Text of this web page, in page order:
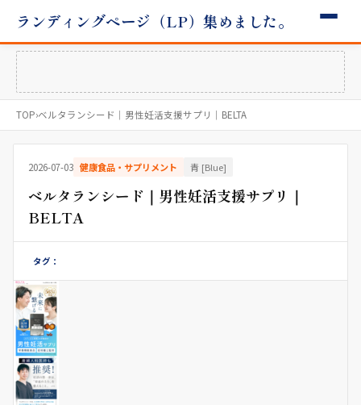
ランディングページ（LP）集めました。
TOP›ベルタランシード｜男性妊活支援サプリ｜BELTA
2026-07-03 健康食品・サプリメント 青 [Blue]
ベルタランシード｜男性妊活支援サプリ｜
BELTA
タグ：